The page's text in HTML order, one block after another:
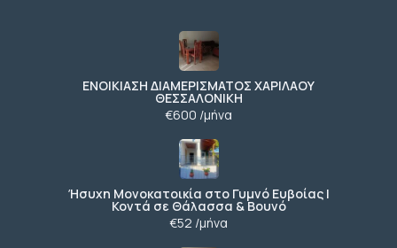
ΕΝΟΙΚΙΑΣΗ ΔΙΑΜΕΡΙΣΜΑΤΟΣ ΧΑΡΙΛΑΟΥ
ΘΕΣΣΑΛΟΝΙΚΗ
€600 /μήνα
Ήσυχη Μονοκατοικία στο Γυμνό Ευβοίας |
Κοντά σε Θάλασσα & Βουνό
€52 /μήνα